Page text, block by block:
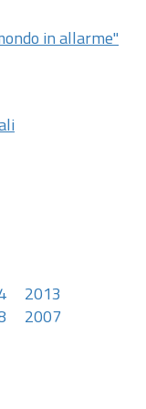
in allarme"
2013
2007